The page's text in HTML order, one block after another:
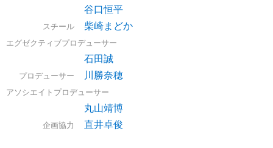
谷口恒平
スチール 柴崎まどか
エグゼクティブプロデューサー
石田誠
プロデューサー 川勝奈穂
アソシエイトプロデューサー
丸山靖博
企画協力 直井卓俊